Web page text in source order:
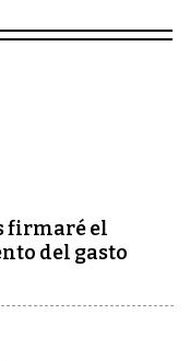
firmaré el
del gasto